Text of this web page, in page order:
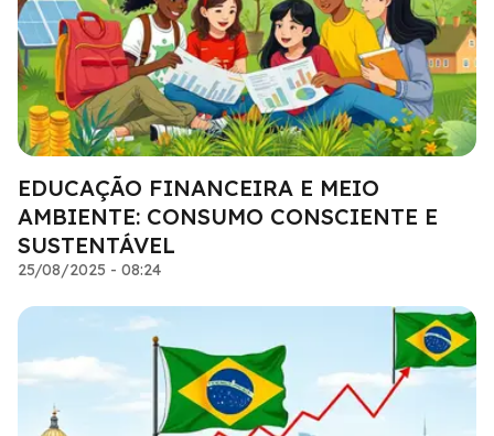
EDUCAÇÃO FINANCEIRA E MEIO
AMBIENTE: CONSUMO CONSCIENTE E
SUSTENTÁVEL
25/08/2025 - 08:24